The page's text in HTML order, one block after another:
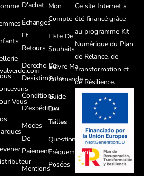
Vous
D'achat
Échanges
Et
Retours
Derecho De
Desistimiento
Conditions
D'expédition
Modes
De
Paiement
Mentions
Mon
Compte
Liste De
Souhaits
Suivre Ma
Commande
Guide
Des
Tailles
Questions
Fréquemment
Posées
Ce site Internet a
été financé grâce
au programme Kit
Numérique du Plan
de Relance, de
Transformation et
de Résilience.